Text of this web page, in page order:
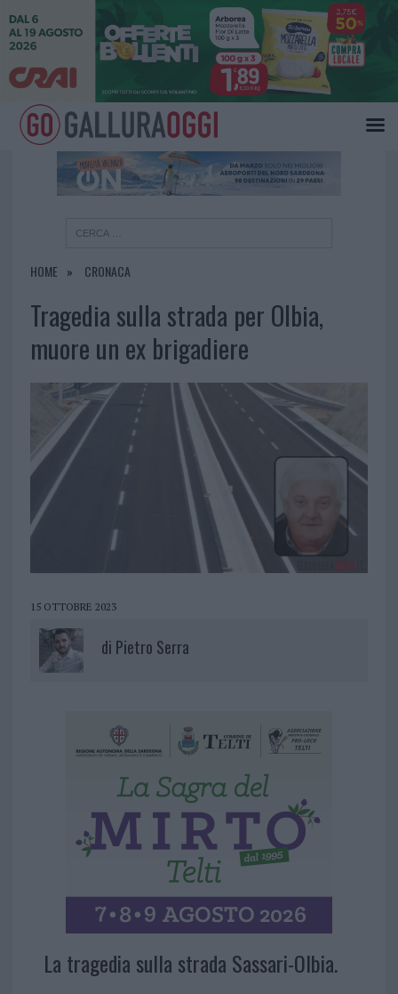
HOME CRONACA
Tragedia sulla strada per Olbia,
muore un ex brigadiere
15 OTTOBRE 2023
di Pietro Serra
La tragedia sulla strada Sassari-Olbia.
×